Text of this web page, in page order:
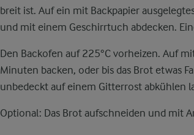
breit ist. Auf ein mit Backpapier
und mit einem Geschirrtuch abdecken.
Den Backofen auf 225°C vorheizen. Auf
Minuten backen, oder bis das Brot etwas
unbedeckt auf einem Gitterrost abkühlen
Optional: Das Brot aufschneiden und mit